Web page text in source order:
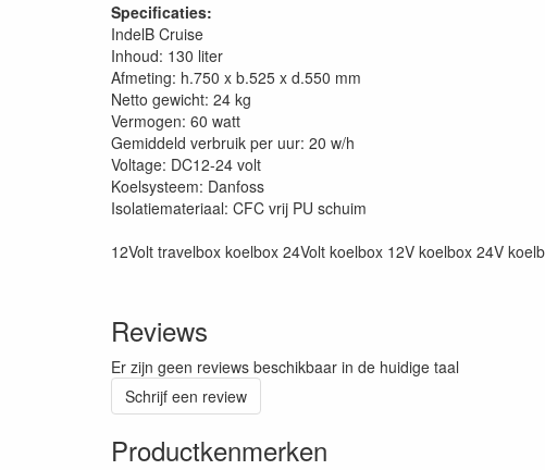
Specificaties:
IndelB Cruise
Inhoud: 130 liter
Afmeting: h.750 x b.525 x d.550 mm
Netto gewicht: 24 kg
Vermogen: 60 watt
Gemiddeld verbruik per uur: 20 w/h
Voltage: DC12-24 volt
Koelsysteem: Danfoss
Isolatiemateriaal: CFC vrij PU schuim
12Volt travelbox koelbox 24Volt koelbox 12V koelbox 24V
Reviews
Er zijn geen reviews beschikbaar in de huidige taal
Schrijf een review
Productkenmerken